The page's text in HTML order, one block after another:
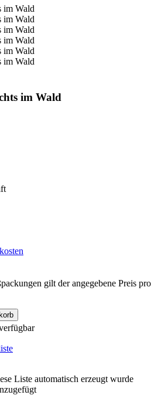
im Wald
gilt der angegebene Preis pro
Liste automatisch erzeugt wurde